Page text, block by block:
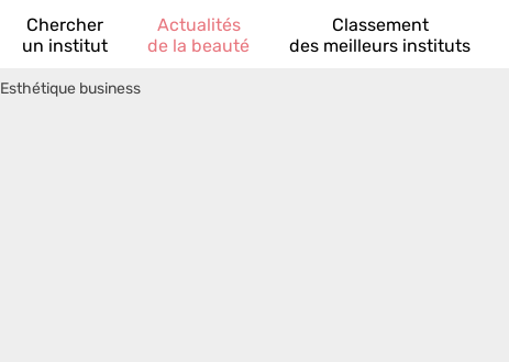
Chercher
un institut
Actualités
de la beauté
Classement
des meilleurs instituts
Esthétique business